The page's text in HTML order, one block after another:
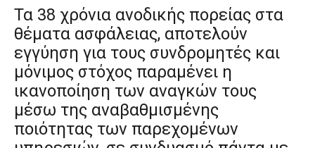
Τα 38 χρόνια ανοδικής πορείας στα
θέματα ασφάλειας, αποτελούν
εγγύηση για τους συνδρομητές και
μόνιμος στόχος παραμένει η
ικανοποίηση των αναγκών τους
μέσω της αναβαθμισμένης
ποιότητας των παρεχομένων